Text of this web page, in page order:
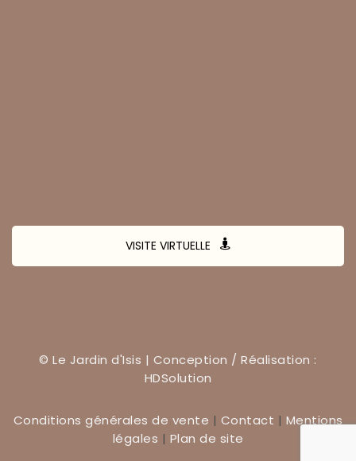
VISITE VIRTUELLE
© Le Jardin d'Isis | Conception / Réalisation :
HDSolution
Conditions générales de vente | Contact | Mentions
légales | Plan de site